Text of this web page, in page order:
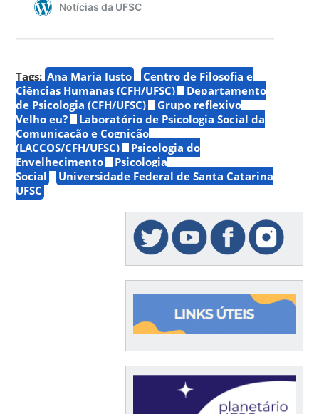
Tags: Ana Maria Justo
Centro de Filosofia e
Ciências Humanas (CFH/UFSC)
Departamento
de Psicologia (CFH/UFSC)
Grupo reflexivo
Velho eu?
Laboratório de Psicologia Social da
Comunicação e Cognição
(LACCOS/CFH/UFSC)
Psicologia do
Envelhecimento
Psicologia
Social
Universidade Federal de Santa Catarina
UFSC